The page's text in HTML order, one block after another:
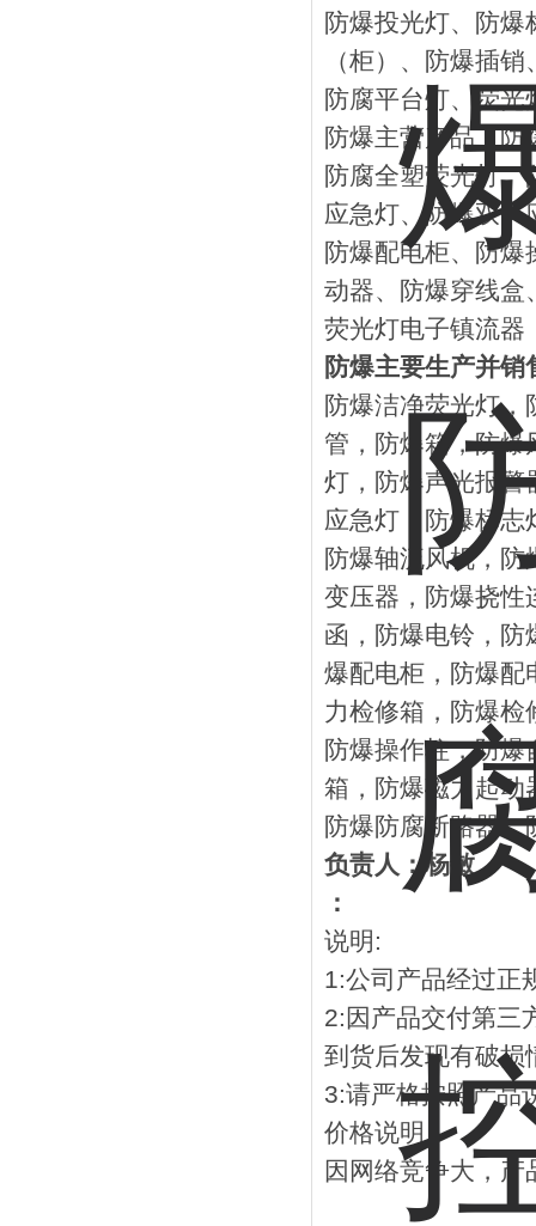
防爆投光灯、防
（柜）、防爆插
防腐平台灯、荧光
防爆主营产品：
防腐全塑荧光灯
应急灯、防爆双头
防爆配电柜、防
动器、防爆穿线盒
荧光灯电子镇流器
防爆主要生产并销
防爆洁净荧光灯
管，防爆箱，防爆
灯，防爆声光报警
应急灯，防爆标志
防爆轴流风机，
变压器，防爆挠性
函，防爆电铃，防
爆配电柜，防爆配
力检修箱，防爆检
防爆操作柱，防
箱，防爆磁力起动
防爆防腐断路器
负责人：杨敏
：
说明:
1:公司产品经过正
2:因产品交付第三
到货后发现有破损
3:请严格按照产品
价格说明：
因网络竞争大，